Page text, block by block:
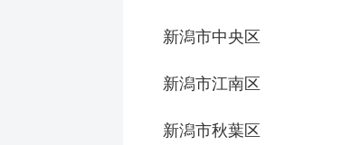
新潟市中央区
新潟市江南区
新潟市秋葉区